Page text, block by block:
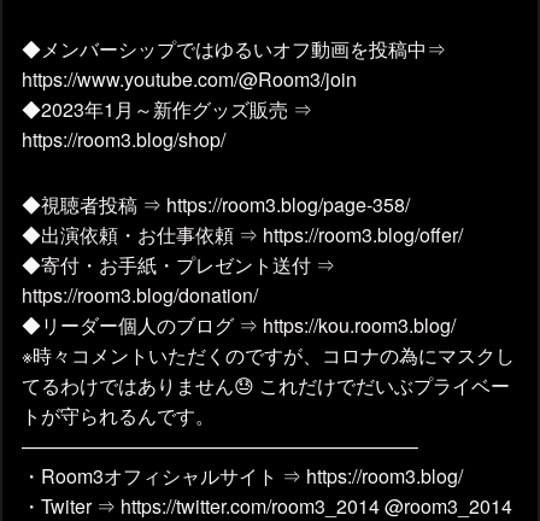
◆メンバーシップではゆるいオフ動画を投稿中⇒
https://www.youtube.com/@Room3/join
◆2023年1月～新作グッズ販売 ⇒
https://room3.blog/shop/
◆視聴者投稿 ⇒ https://room3.blog/page-358/
◆出演依頼・お仕事依頼 ⇒ https://room3.blog/offer/
◆寄付・お手紙・プレゼント送付 ⇒
https://room3.blog/donation/
◆リーダー個人のブログ ⇒ https://kou.room3.blog/
※時々コメントいただくのですが、コロナの為にマスクし
てるわけではありません😓 これだけでだいぶプライベー
トが守られるんです。
————————————————————–
・Room3オフィシャルサイト ⇒ https://room3.blog/
・Twiter ⇒ https://twitter.com/room3_2014 @room3_2014